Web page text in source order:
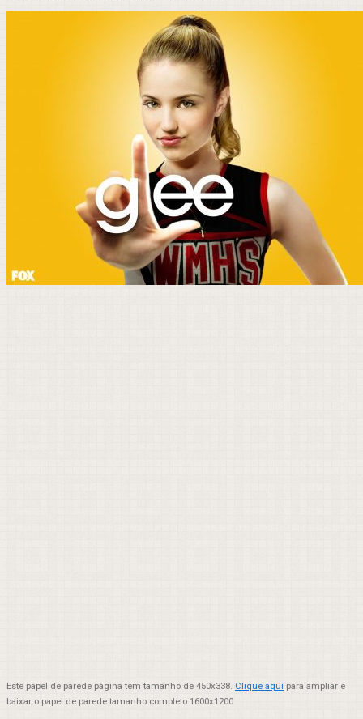
Este papel de parede página tem tamanho de 450x338. Clique aqui para ampliar e
baixar o papel de parede tamanho completo 1600x1200